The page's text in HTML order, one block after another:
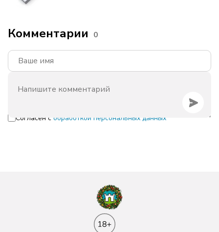
Комментарии 0
Согласен с обработкой персональных данных